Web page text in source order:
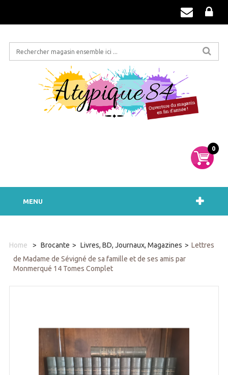
0
MENU
Home > Brocante > Livres, BD, Journaux, Magazines > Lettres
de Madame de Sévigné de sa famille et de ses amis par
Monmerqué 14 Tomes Complet